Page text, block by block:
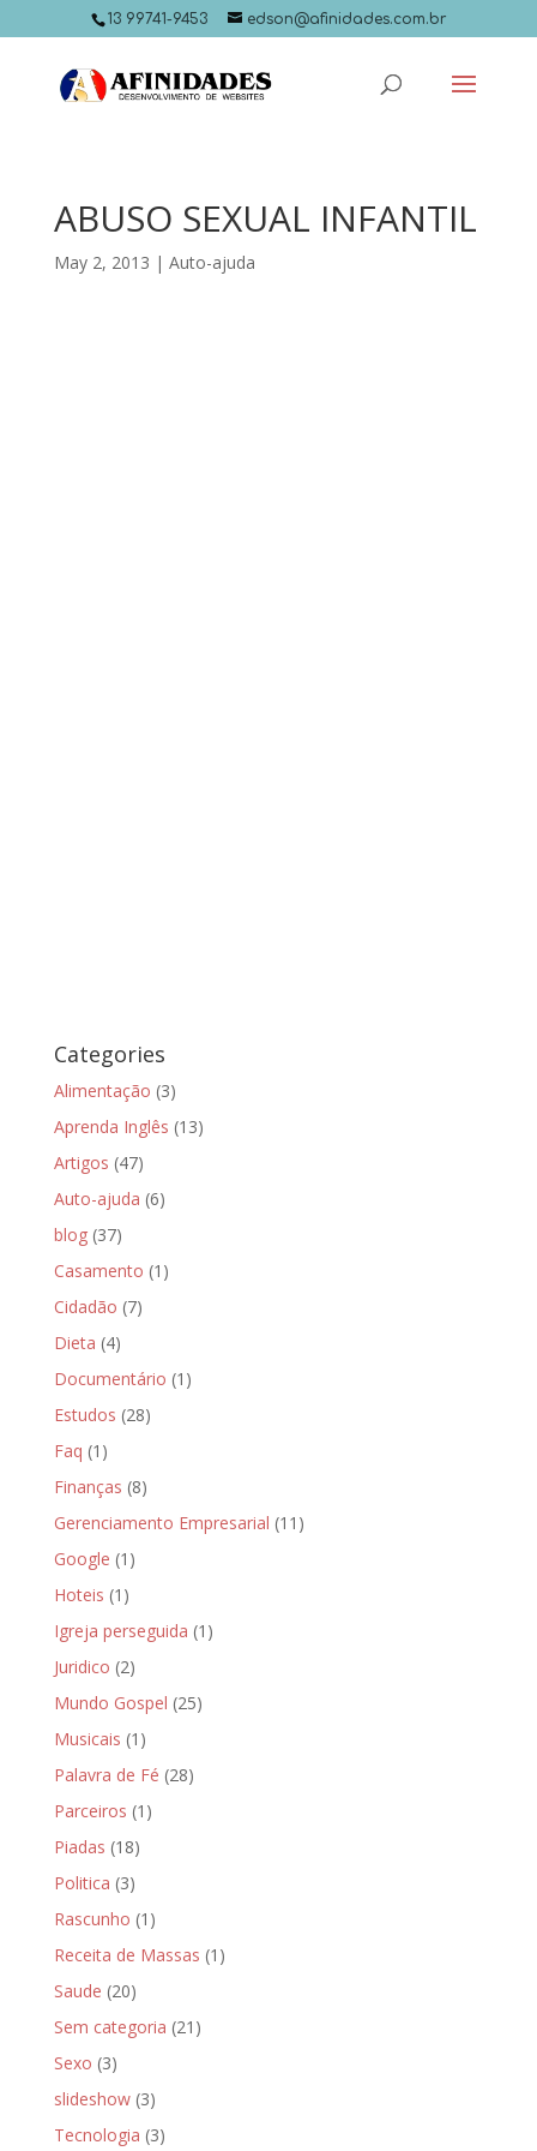
13 99741-9453 edson@afinidades.com.br
ABUSO SEXUAL INFANTIL
May 2, 2013 | Auto-ajuda
Categories
Alimentação (3)
Aprenda Inglês (13)
Artigos (47)
Auto-ajuda (6)
blog(37)
Casamento (1)
Cidadão (7)
Dieta (4)
Documentário (1)
Estudos (28)
Faq (1)
Finanças (8)
Gerenciamento Empresarial (11)
Google (1)
Hoteis (1)
Igreja perseguida (1)
Juridico (2)
Mundo Gospel (25)
Musicais (1)
Palavra de Fé (28)
Parceiros (1)
Piadas (18)
Politica (3)
Rascunho (1)
Receita de Massas (1)
Saude (20)
Sem categoria (21)
Sexo (3)
slideshow(3)
Tecnologia (3)